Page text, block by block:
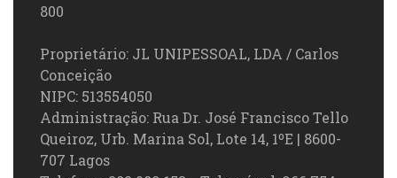
800
Proprietário: JL UNIPESSOAL, LDA / Carlos
Conceição
NIPC: 513554050
Administração: Rua Dr. José Francisco Tello
Queiroz, Urb. Marina Sol, Lote 14, 1ºE | 8600-
707 Lagos